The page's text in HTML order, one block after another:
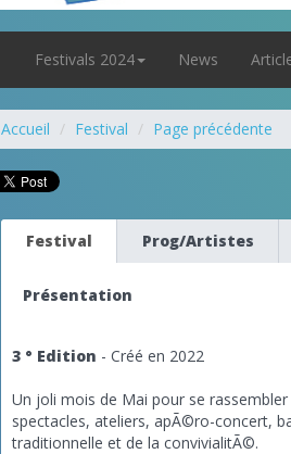
Festivals 2024 News
Accueil Festival Page précédente
Festival Prog/Artistes
Présentation
3 ° Edition - Créé en 2022
Un joli mois de Mai pour se
spectacles, ateliers, apÃ©ro-concert,
traditionnelle et de la convivialitÃ©.